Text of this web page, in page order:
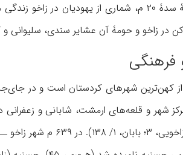
به نام آنها بود (
فرهنگی
از کهن‌ترین شهرهای کردستان است و در
ق‌م در شهر زاخو رخ